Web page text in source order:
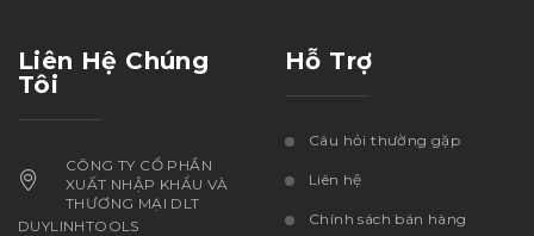
Liên Hệ Chúng
Tôi
CÔNG TY CỔ PHẦN
XUẤT NHẬP KHẨU VÀ
THƯƠNG MẠI DLT
DUYLINHTOOLS
Hỗ Trợ
Câu hỏi thường gặp
Liên hệ
Chính sách bán hàng